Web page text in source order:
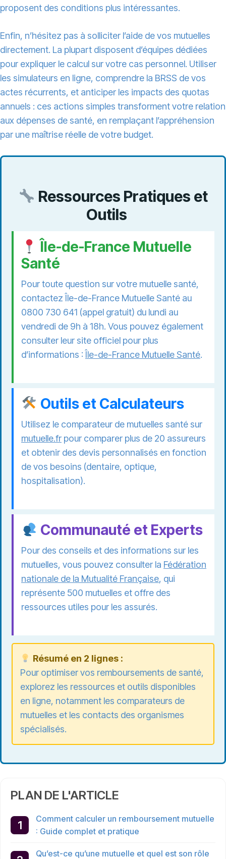
proposent des conditions plus intéressantes.
Enfin, n’hésitez pas à solliciter l’aide de vos mutuelles
directement. La plupart disposent d’équipes dédiées
pour expliquer le calcul sur votre cas personnel. Utiliser
les simulateurs en ligne, comprendre la BRSS de vos
actes récurrents, et anticiper les impacts des quotas
annuels : ces actions simples transforment votre relation
aux dépenses de santé, en remplaçant l’appréhension
par une maîtrise réelle de votre budget.
Ressources Pratiques et
Outils
Île-de-France Mutuelle
Santé
Pour toute question sur votre mutuelle santé,
contactez Île-de-France Mutuelle Santé au
0800 730 641 (appel gratuit) du lundi au
vendredi de 9h à 18h. Vous pouvez également
consulter leur site officiel pour plus
d’informations : Île-de-France Mutuelle Santé.
Outils et Calculateurs
Utilisez le comparateur de mutuelles santé sur
mutuelle.fr pour comparer plus de 20 assureurs
et obtenir des devis personnalisés en fonction
de vos besoins (dentaire, optique,
hospitalisation).
Communauté et Experts
Pour des conseils et des informations sur les
mutuelles, vous pouvez consulter la Fédération
nationale de la Mutualité Française, qui
représente 500 mutuelles et offre des
ressources utiles pour les assurés.
Résumé en 2 lignes :
Pour optimiser vos remboursements de santé,
explorez les ressources et outils disponibles
en ligne, notamment les comparateurs de
mutuelles et les contacts des organismes
spécialisés.
PLAN DE L'ARTICLE
Comment calculer un remboursement mutuelle
: Guide complet et pratique
Qu’est-ce qu’une mutuelle et quel est son rôle